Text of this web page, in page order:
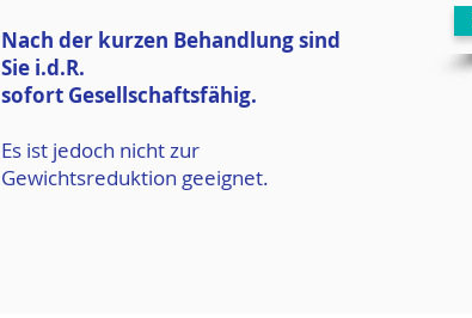
Nach der kurzen Behandlung sind
Sie i.d.R.
sofort Gesellschaftsfähig.
Es ist jedoch nicht zur
Gewichtsreduktion geeignet.